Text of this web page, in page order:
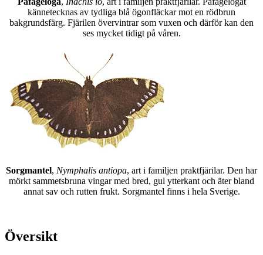
kännetecknas av tydliga blå ögonfläckar mot en rödbrun
bakgrundsfärg. Fjärilen övervintrar som vuxen och därför kan den
ses mycket tidigt på våren.
Sorgmantel, Nymphalis antiopa, art i familjen praktfjärilar. Den har
mörkt sammetsbruna vingar med bred, gul ytterkant och äter bland
annat sav och rutten frukt. Sorgmantel finns i hela Sverige.
Översikt